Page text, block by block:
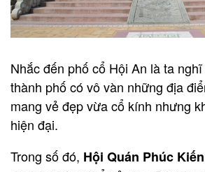
Nhắc đến phố cổ Hội An là ta
thành phố có vô vàn những địa
mang vẻ đẹp vừa cổ kính nhưng
hiện đại.
Trong số đó, Hội Quán Phúc Kiến